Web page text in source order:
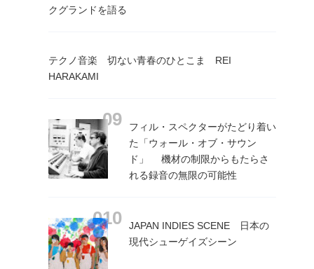
クグランドを語る
テクノ音楽 切ない青春のひとこま REI
HARAKAMI
フィル・スペクターがたどり着い
た「ウォール・オブ・サウン
ド」 機材の制限からもたらさ
れる録音の無限の可能性
JAPAN INDIES SCENE 日本の
現代シューゲイズシーン